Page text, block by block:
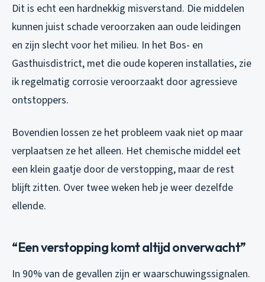
Dit is echt een hardnekkig misverstand. Die middelen
kunnen juist schade veroorzaken aan oude leidingen
en zijn slecht voor het milieu. In het Bos- en
Gasthuisdistrict, met die oude koperen installaties, zie
ik regelmatig corrosie veroorzaakt door agressieve
ontstoppers.
Bovendien lossen ze het probleem vaak niet op maar
verplaatsen ze het alleen. Het chemische middel eet
een klein gaatje door de verstopping, maar de rest
blijft zitten. Over twee weken heb je weer dezelfde
ellende.
“Een verstopping komt altijd onverwacht”
In 90% van de gevallen zijn er waarschuwingssignalen.